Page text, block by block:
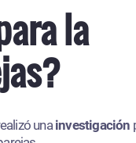
la
unainvestigación
EN TU CIUDAD